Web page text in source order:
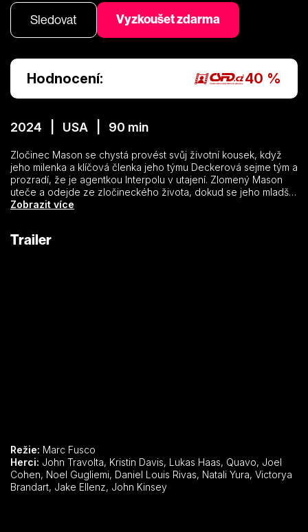
Sledovat Vyzkoušet zdarma
Hodnocení: 40 %
2024 | USA | 90 min
Zločinec Mason se chystá provést svůj životní kousek, když
jeho milenka a klíčová členka jeho týmu Deckerová sejme tým a
prozradí, že je agentkou Interpolu v utajení. Zlomený Mason
uteče a odejde ze zločineckého života, dokud se jeho mladší
bratr Shawn nevymkne z kloubů a nepustí se na vlastní pěst do
ho znejistí. Než do banky vtrhnou zásahové jednotky, musí
Zobrazit více
Trailer
Režie: Marc Fusco
Herci:
Cohen, Noel Gugliemi, Daniel Louis Rivas, Natali Yura, Victorya
Brandart, Jake Ellenz, John Kinsey